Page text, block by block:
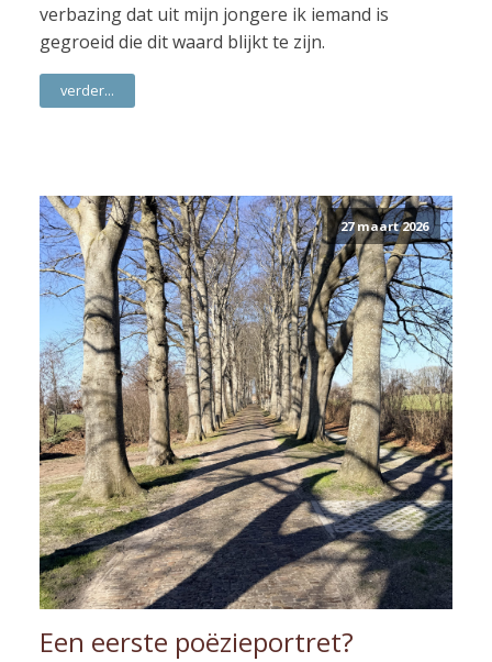
verbazing dat uit mijn jongere ik iemand is
gegroeid die dit waard blijkt te zijn.
verder...
27 maart 2026
Een eerste poëzieportret?